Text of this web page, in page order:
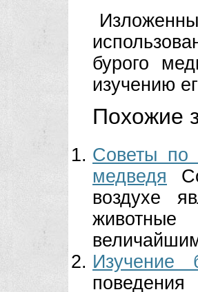
бурого
изучению
Похожие
Советы по
медведя
воздухе
Изучение